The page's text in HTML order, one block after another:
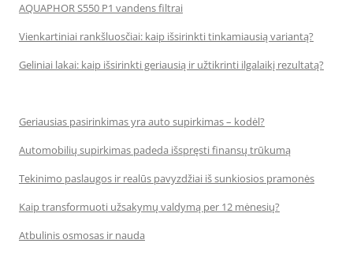
AQUAPHOR S550 P1 vandens filtrai
Vienkartiniai rankšluosčiai: kaip išsirinkti tinkamiausią variantą?
Geliniai lakai: kaip išsirinkti geriausią ir užtikrinti ilgalaikį rezultatą?
Geriausias pasirinkimas yra auto supirkimas – kodėl?
Automobilių supirkimas padeda išspręsti finansų trūkumą
Tekinimo paslaugos ir realūs pavyzdžiai iš sunkiosios pramonės
Kaip transformuoti užsakymų valdymą per 12 mėnesių?
Atbulinis osmosas ir nauda